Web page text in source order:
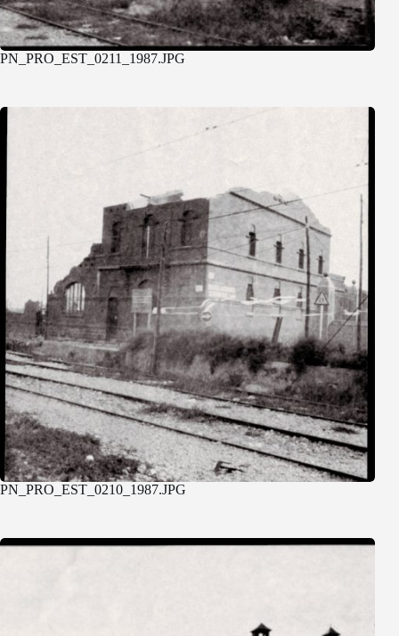
PN_PRO_EST_0211_1987.JPG
PN_PRO_EST_0210_1987.JPG